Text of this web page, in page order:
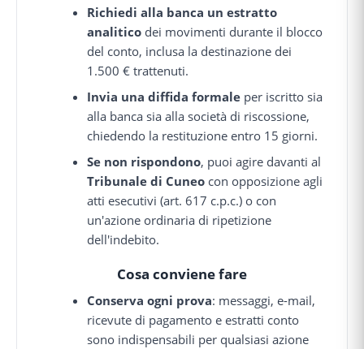
Richiedi alla banca un estratto
analitico dei movimenti durante il blocco
del conto, inclusa la destinazione dei
1.500 € trattenuti.
Invia una diffida formale per iscritto sia
alla banca sia alla società di riscossione,
chiedendo la restituzione entro 15 giorni.
Se non rispondono, puoi agire davanti al
Tribunale di Cuneo con opposizione agli
atti esecutivi (art. 617 c.p.c.) o con
un'azione ordinaria di ripetizione
dell'indebito.
Cosa conviene fare
Conserva ogni prova: messaggi, e-mail,
ricevute di pagamento e estratti conto
sono indispensabili per qualsiasi azione